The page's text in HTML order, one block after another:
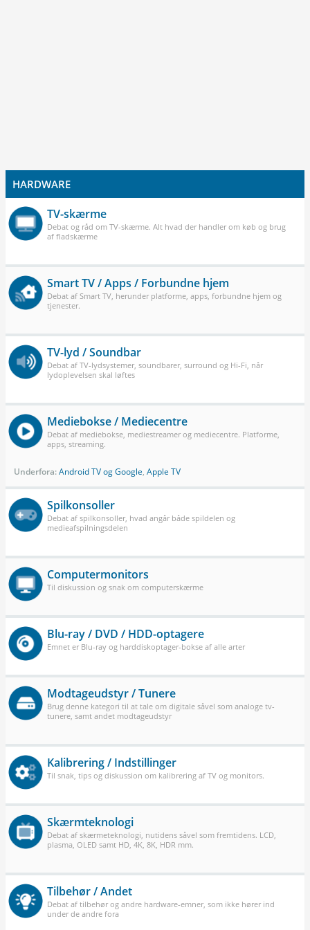
HARDWARE
TV-skærme
Debat og råd om TV-skærme. Alt hvad der handler om køb og brug
af fladskærme
Smart TV / Apps / Forbundne hjem
Debat af Smart TV, herunder platforme, apps, forbundne hjem og
tjenester.
TV-lyd / Soundbar
Debat af TV-lydsystemer, soundbarer, surround og Hi-Fi, når
lydoplevelsen skal løftes
Mediebokse / Mediecentre
Debat af mediebokse, mediestreamer og mediecentre. Platforme,
apps, streaming.
Underfora:Android TV og Google, Apple TV
Spilkonsoller
Debat af spilkonsoller, hvad angår både spildelen og
medieafspilningsdelen
Computermonitors
Til diskussion og snak om computerskærme
Blu-ray / DVD / HDD-optagere
Emnet er Blu-ray og harddiskoptager-bokse af alle arter
Modtageudstyr / Tunere
Brug denne kategori til at tale om digitale såvel som analoge tv-
tunere, samt andet modtageudstyr
Kalibrering / Indstillinger
Til snak, tips og diskussion om kalibrering af TV og monitors.
Skærmteknologi
Debat af skærmeteknologi, nutidens såvel som fremtidens. LCD,
plasma, OLED samt HD, 4K, 8K, HDR mm.
Tilbehør / Andet
Debat af tilbehør og andre hardware-emner, som ikke hører ind
under de andre fora